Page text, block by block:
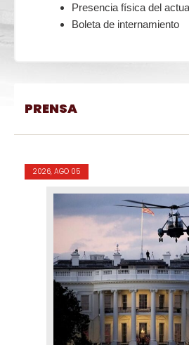
Presencia física del
Boleta de internamiento
PRENSA
2026, AGO 05